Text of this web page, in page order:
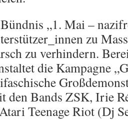
„1. Mai –
zu
zu verhindern.
die Kampagne
den Bands ZSK, Irie
Teenage Riot (Dj